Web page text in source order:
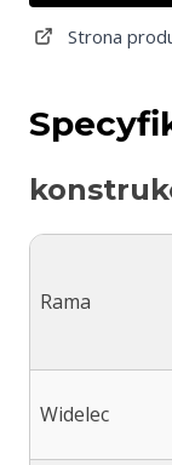
Strona
Rama
Widelec